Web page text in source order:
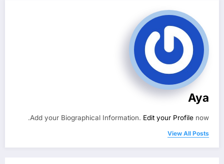
Aya
Add your Biographical Information. Edit your Profile now.
View All Posts